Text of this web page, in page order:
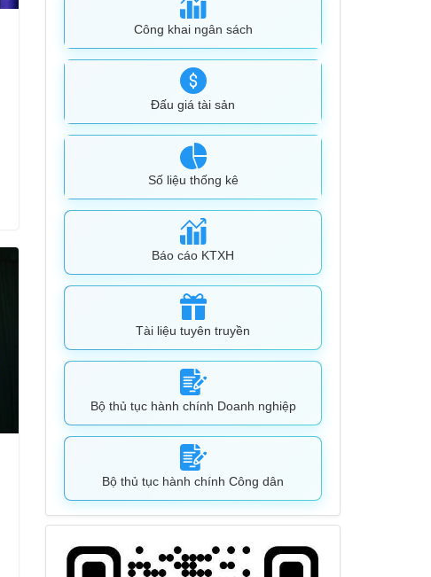
Công khai ngân sách
Đấu giá tài sản
Số liệu thống kê
Báo cáo KTXH
Tài liệu tuyên truyền
Bộ thủ tục hành chính Doanh nghiệp
Bộ thủ tục hành chính Công dân